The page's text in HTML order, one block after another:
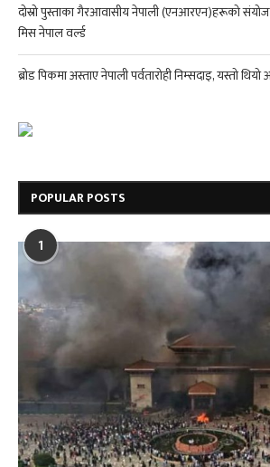
दोस्रो पुस्ताका गैरआवासीय नेपाली (एनआरएन)हरूको
मिस नेपाल वर्ल्ड
ब्रोड पिकमा अस्ताए नेपाली पर्वतारोही निम्सदाइ, यस्तो थियो
POPULAR POSTS
1